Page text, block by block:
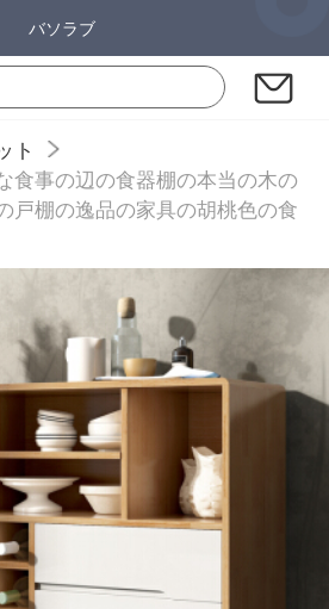
バソラブ
ト
食事の辺の食器棚の本当の木の
戸棚の逸品の家具の胡桃色の食